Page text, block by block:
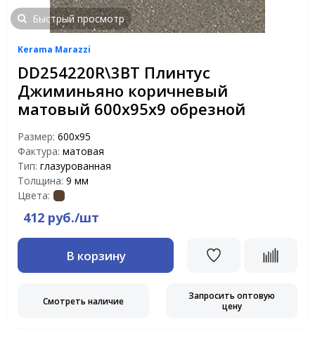
Быстрый просмотр
Kerama Marazzi
DD254220R\3BT Плинтус
Джиминьяно коричневый
матовый 600х95х9 обрезной
Размер: 600х95
Фактура: матовая
Тип: глазурованная
Толщина: 9 мм
Цвета:
412 руб./шт
В корзину
Смотреть наличие
Запросить оптовую
цену